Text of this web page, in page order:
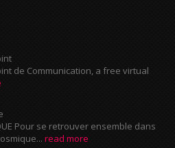
de Communication, a free virtual
Pour se retrouver ensemble dans
read more